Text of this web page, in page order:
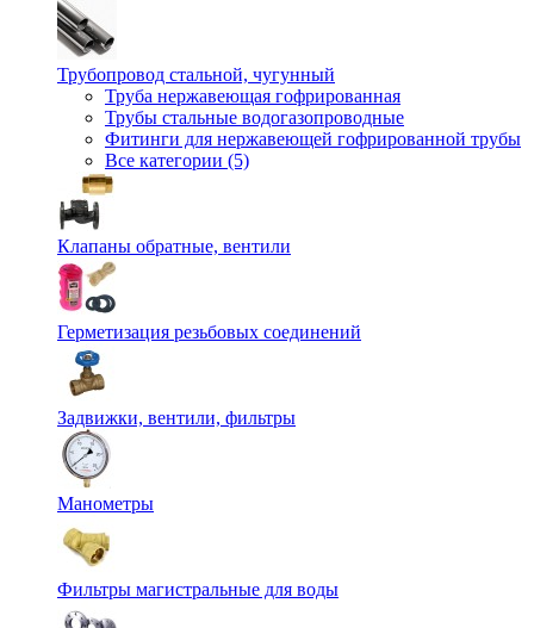
Трубопровод стальной, чугунный
Труба нержавеющая гофрированная
Трубы стальные водогазопроводные
Фитинги для нержавеющей гофрированной трубы
Все категории (5)
Клапаны обратные, вентили
Герметизация резьбовых соединений
Задвижки, вентили, фильтры
Манометры
Фильтры магистральные для воды